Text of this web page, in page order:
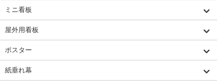
ミニ看板
屋外用看板
ポスター
紙垂れ幕